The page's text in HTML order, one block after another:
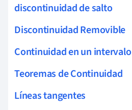
discontinuidad de salto
Discontinuidad Removible
Continuidad en un intervalo
Teoremas de Continuidad
Líneas tangentes